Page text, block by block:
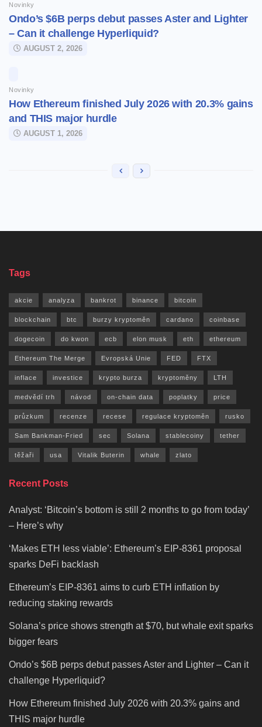
Novinky
Ondo’s $6B perps debut passes Aster and Lighter
– Can it challenge Hyperliquid?
AUGUST 2, 2026
Novinky
How Ethereum finished July 2026 with 20.3% gains
and THIS major hurdle
AUGUST 1, 2026
Tags
akcie analyza bankrot binance bitcoin
blockchain btc burzy kryptoměn cardano coinbase
dogecoin do kwon ecb elon musk eth ethereum
Ethereum The Merge Evropská Unie FED FTX
inflace investice krypto burza kryptoměny LTH
medvědí trh návod on-chain data poplatky price
průzkum recenze recese regulace kryptoměn rusko
Sam Bankman-Fried sec Solana stablecoiny tether
těžaři usa Vitalik Buterin whale zlato
Recent Posts
Analyst: ‘Bitcoin’s bottom is still 2 months to go from today’
– Here’s why
‘Makes ETH less viable’: Ethereum’s EIP-8361 proposal
sparks DeFi backlash
Ethereum’s EIP-8361 aims to curb ETH inflation by
reducing staking rewards
Solana’s price shows strength at $70, but whale exit sparks
bigger fears
Ondo’s $6B perps debut passes Aster and Lighter – Can it
challenge Hyperliquid?
How Ethereum finished July 2026 with 20.3% gains and
THIS major hurdle